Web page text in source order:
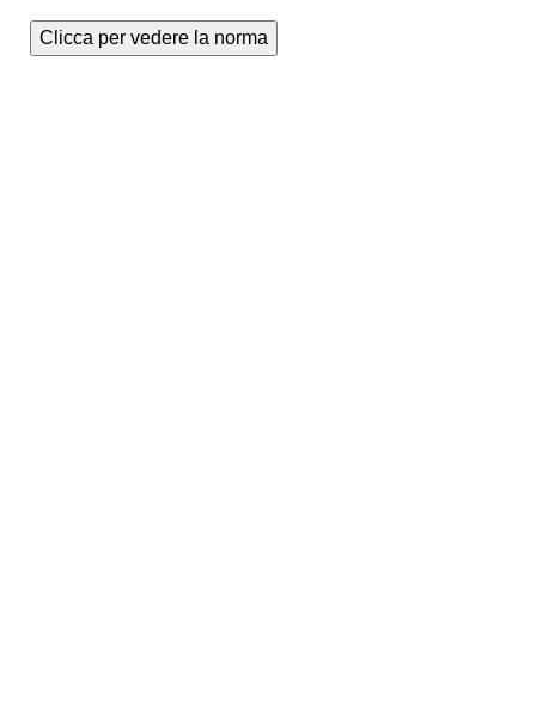
Clicca per vedere la norma